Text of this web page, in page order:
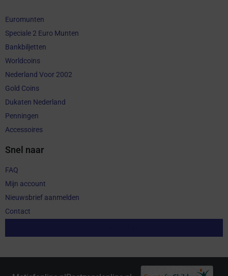
Euromunten
Speciale 2 Euro Munten
Bankbiljetten
Worldcoins
Nederland Voor 2002
Gold Coins
Dukaten Nederland
Penningen
Accessoires
Snel naar
FAQ
Mijn account
Nieuwsbrief aanmelden
Contact